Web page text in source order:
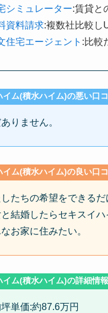
シミュレーター:賃貸と
資料請求:複数社比較し
住宅エージェント :比較
イム(積水ハイム)の悪い口
りません。
イム(積水ハイム)の良い口
たちの希望をできる
結婚したらセキスイハ
お家に住みたい。
イム(積水ハイム)の詳細情報
単価:約87.6万円